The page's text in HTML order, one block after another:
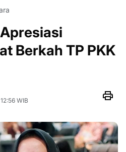
Berkah TP PKK
WIB